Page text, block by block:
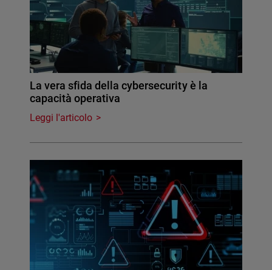
La vera sfida della cybersecurity è la
capacità operativa
Leggi l'articolo